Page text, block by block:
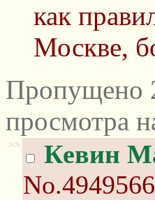
как
Москве,
Пропущено
просмотра
>> Кевин
No.4949566